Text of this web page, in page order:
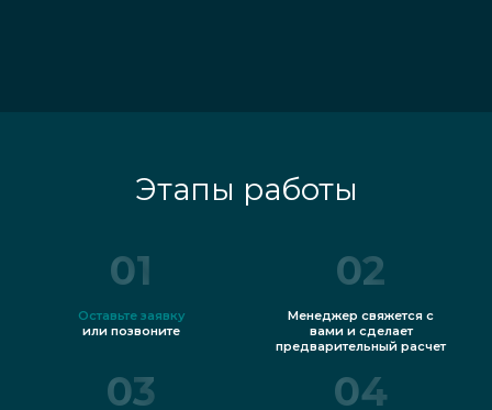
Этапы работы
01
Оставьте заявку
или позвоните
02
Менеджер свяжется с
вами и сделает
предварительный расчет
03 04